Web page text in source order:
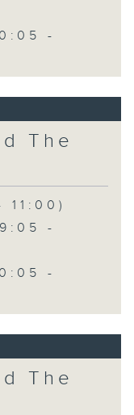
-
The
11:00)
-
-
The